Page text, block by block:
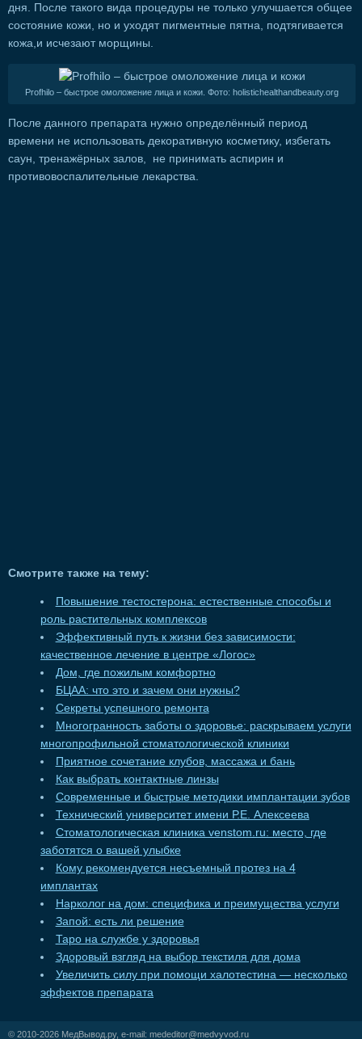
дня. После такого вида процедуры не только улучшается общее
состояние кожи, но и уходят пигментные пятна, подтягивается
кожа,и исчезают морщины.
Profhilo – быстрое омоложение лица и кожи. Фото: holistichealthandbeauty.org
После данного препарата нужно определённый период
времени не использовать декоративную косметику, избегать
саун, тренажёрных залов, не принимать аспирин и
противовоспалительные лекарства.
Смотрите также на тему:
Повышение тестостерона: естественные способы и
роль растительных комплексов
Эффективный путь к жизни без зависимости:
качественное лечение в центре «Логос»
Дом, где пожилым комфортно
БЦАА: что это и зачем они нужны?
Секреты успешного ремонта
Многогранность заботы о здоровье: раскрываем услуги
многопрофильной стоматологической клиники
Приятное сочетание клубов, массажа и бань
Как выбрать контактные линзы
Современные и быстрые методики имплантации зубов
Технический университет имени Р.Е. Алексеева
Стоматологическая клиника venstom.ru: место, где
заботятся о вашей улыбке
Кому рекомендуется несъемный протез на 4
имплантах
Нарколог на дом: специфика и преимущества услуги
Запой: есть ли решение
Таро на службе у здоровья
Здоровый взгляд на выбор текстиля для дома
Увеличить силу при помощи халотестина — несколько
эффектов препарата
© 2010-2026 МедВывод.ру, e-mail: mededitor@medvyvod.ru